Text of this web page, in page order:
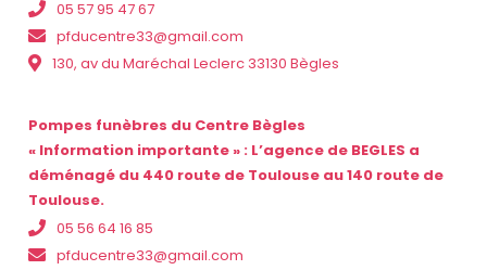
05 57 95 47 67
pfducentre33@gmail.com
130, av du Maréchal Leclerc 33130 Bègles
Pompes funèbres du Centre Bègles
« Information importante » : L’agence de BEGLES a
déménagé du 440 route de Toulouse au 140 route de
Toulouse.
05 56 64 16 85
pfducentre33@gmail.com